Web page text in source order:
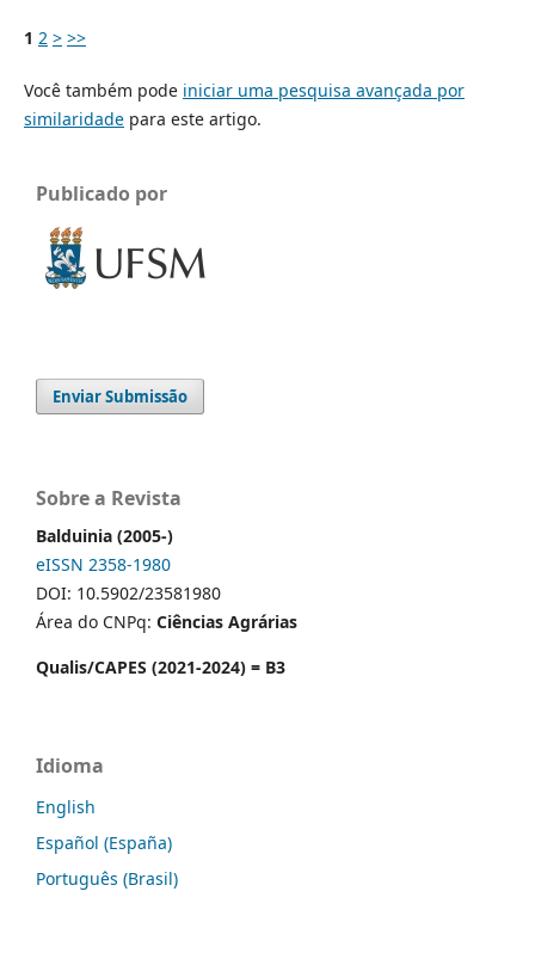
1 2 > >>
Você também pode iniciar uma pesquisa avançada por
similaridadepara este artigo.
Publicado por
Enviar Submissão
Sobre a Revista
Balduinia (2005-)
eISSN 2358-1980
DOI: 10.5902/23581980
Área do CNPq: Ciências Agrárias
Qualis/CAPES (2021-2024) = B3
Idioma
English
Español (España)
Português (Brasil)